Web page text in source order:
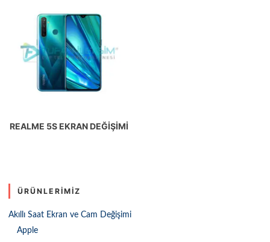
REALME 5S EKRAN DEĞIŞIMI
ÜRÜNLERIMIZ
Akıllı Saat Ekran ve Cam Değişimi
Apple